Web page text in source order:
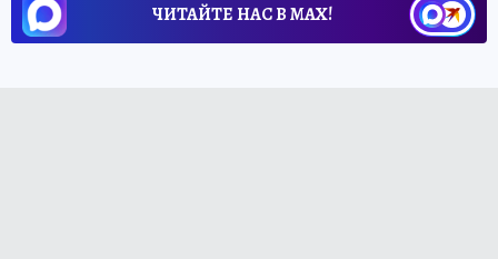
ЧИТАЙТЕ НАС В МАХ!